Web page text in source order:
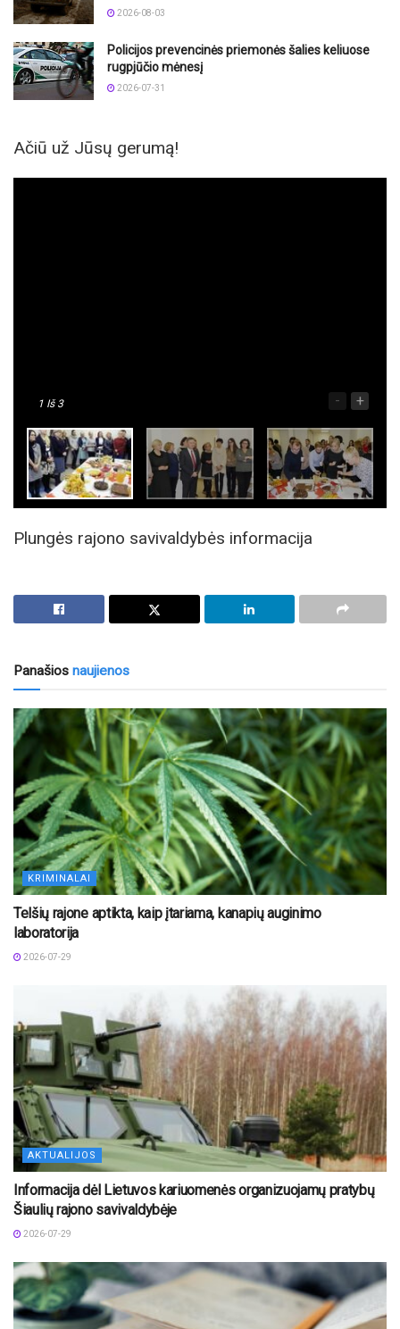
2026-08-03
Policijos prevencinės priemonės šalies keliuose
rugpjūčio mėnesį
2026-07-31
Ačiū už Jūsų gerumą!
1 Iš 3 - +
Plungės rajono savivaldybės informacija
Panašios naujienos
KRIMINALAI
Telšių rajone aptikta, kaip įtariama, kanapių auginimo
laboratorija
2026-07-29
AKTUALIJOS
Informacija dėl Lietuvos kariuomenės organizuojamų pratybų
Šiaulių rajono savivaldybėje
2026-07-29